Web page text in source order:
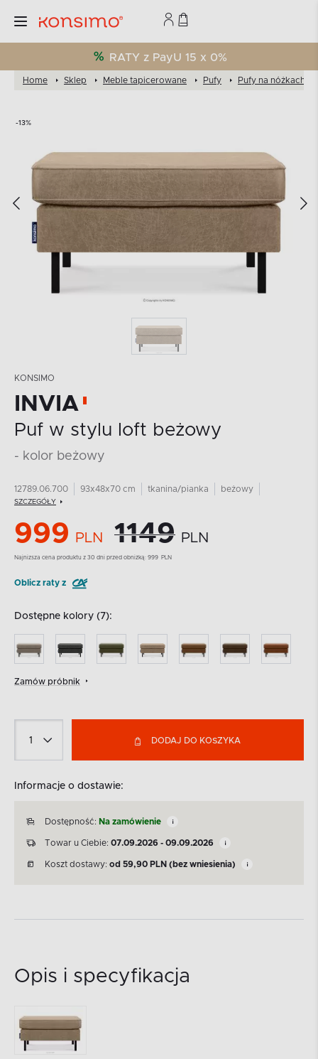
RATY z PayU 15 x 0%
Home Sklep Meble tapicerowane Pufy Pufy na nóżkach
-13%
KONSIMO
INVIA
Puf w stylu loft beżowy
- kolor beżowy
12789.06.700 93x48x70 cm tkanina/pianka beżowy
SZCZEGÓŁY
999 PLN 1149 PLN
Najnizsza cena produktu z 30 dni przed obniżką: 999 PLN
Oblicz raty z
Dostępne kolory (7):
Zamów próbnik
DODAJ DO KOSZYKA
Informacje o dostawie:
Dostępność: Na zamówienie
Towar u Ciebie: 07.09.2026 - 09.09.2026
Koszt dostawy: od 59,90 PLN (bez wniesienia)
Opis i specyfikacja